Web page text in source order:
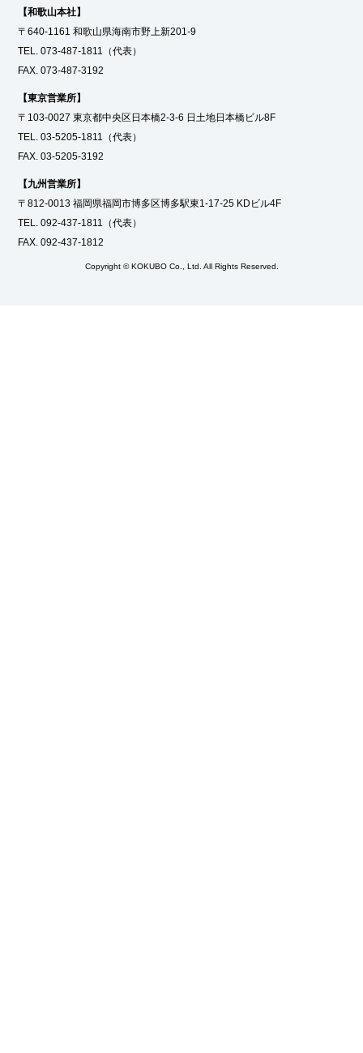
【和歌山本社】
〒640-1161 和歌山県海南市野上新201-9
TEL.073-487-1811 （代表）
FAX. 073-487-3192
【東京営業所】
〒103-0027 東京都中央区日本橋2-3-6 日土地日本橋ビル8F
TEL.03-5205-1811 （代表）
FAX. 03-5205-3192
【九州営業所】
〒812-0013 福岡県福岡市博多区博多駅東1-17-25 KDビル4F
TEL.092-437-1811 （代表）
FAX. 092-437-1812
Copyright © KOKUBO Co., Ltd. All Rights Reserved.